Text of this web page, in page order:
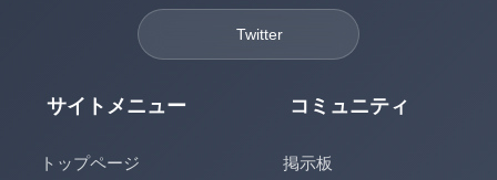
Twitter
サイトメニュー
トップページ
コミュニティ
掲示板